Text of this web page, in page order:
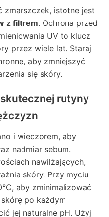
zmarszczek, istotne jest
z filtrem. Ochrona przed
UV to klucz
przez wiele lat. Staraj
aby zmniejszyć
się skóry.
rutyny
i wieczorem, aby
nadmiar sebum.
nawilżających,
skóry. Przy myciu
aby zminimalizować
skórę po każdym
jej naturalne pH. Użyj